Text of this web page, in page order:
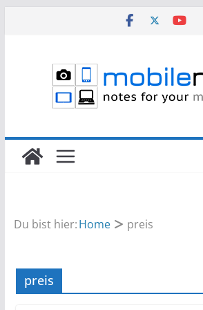
Du bist hier:Home preis
preis